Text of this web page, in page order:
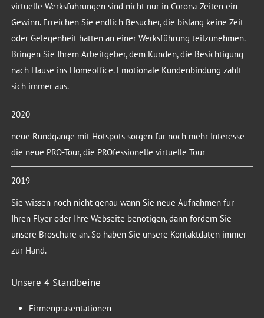
virtuelle Werksführungen sind nicht nur in Corona-Zeiten ein
Gewinn. Erreichen Sie endlich Besucher, die bislang keine Zeit
oder Gelegenheit hatten an einer Werksführung teilzunehmen.
Bringen Sie Ihrem Arbeitgeber, dem Kunden, die Besichtigung
nach Hause ins Homeoffice. Emotionale Kundenbindung zahlt
sich immer aus.
2020
neue Rundgänge mit Hotspots sorgen für noch mehr Interesse -
die neue PRO-Tour, die PROfessionelle virtuelle Tour
2019
Sie wissen noch nicht genau wann Sie neue Aufnahmen für
Ihren Flyer oder Ihre Webseite benötigen, dann fordern Sie
unsere Broschüre an. So haben Sie unsere Kontaktdaten immer
zur Hand.
Unsere 4 Standbeine
Firmenpräsentationen